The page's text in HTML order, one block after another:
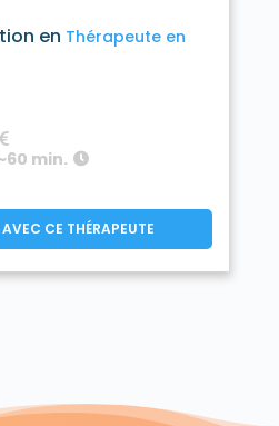
en Thérapeute en
min.
CE THÉRAPEUTE